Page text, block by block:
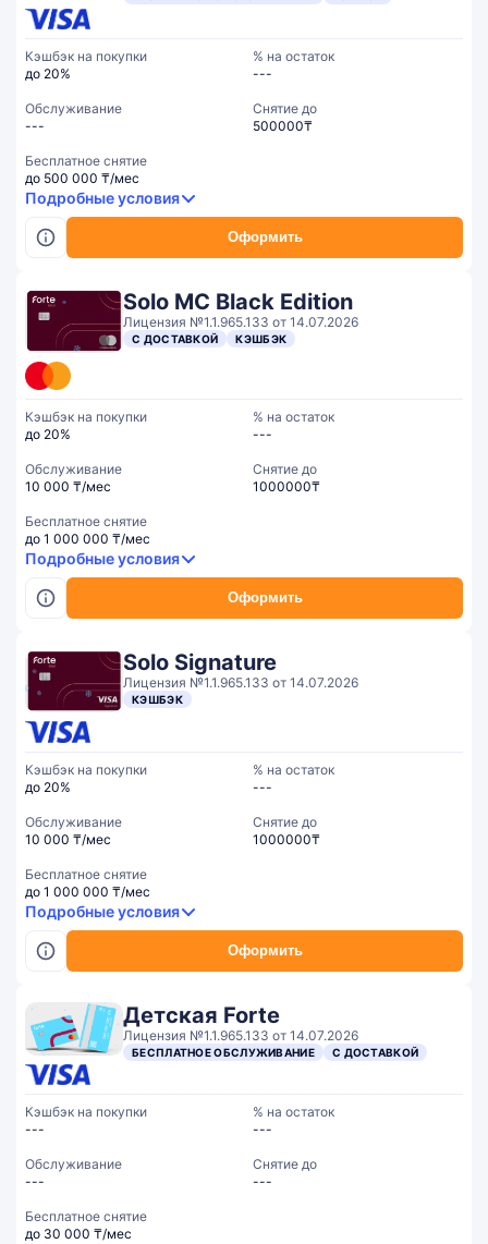
Оформить
Кэшбэк на покупки
до 20%
% на остаток
---
Обслуживание
---
Cнятие до
500000₸
Бесплатное снятие
до 500 000 ₸/мес
Подробные условия
Solo MC Black Edition
Лицензия №1.1.965.133 от 14.07.2026
С ДОСТАВКОЙ КЭШБЭК
Оформить
Кэшбэк на покупки
до 20%
% на остаток
---
Обслуживание
10 000 ₸/мес
Cнятие до
1000000₸
Бесплатное снятие
до 1 000 000 ₸/мес
Подробные условия
Solo Signature
Лицензия №1.1.965.133 от 14.07.2026
КЭШБЭК
Оформить
Кэшбэк на покупки
до 20%
% на остаток
---
Обслуживание
10 000 ₸/мес
Cнятие до
1000000₸
Бесплатное снятие
до 1 000 000 ₸/мес
Подробные условия
Детская Forte
Лицензия №1.1.965.133 от 14.07.2026
БЕСПЛАТНОЕ ОБСЛУЖИВАНИЕ С ДОСТАВКОЙ
Кэшбэк на покупки
---
% на остаток
---
Обслуживание
---
Cнятие до
---
Бесплатное снятие
до 30 000 ₸/мес